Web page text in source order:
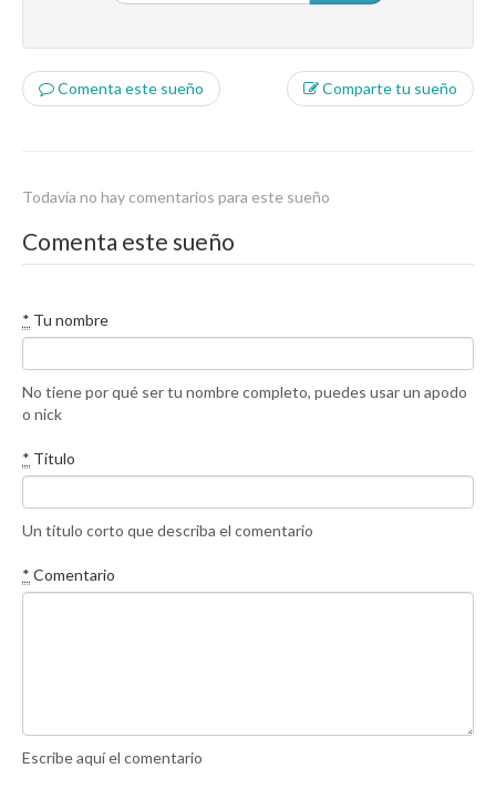
Comenta este sueño Comparte tu sueño
Todavía no hay comentarios para este sueño
Comenta este sueño
* Tu nombre
No tiene por qué ser tu nombre completo, puedes usar un apodo
o nick
* Título
Un título corto que describa el comentario
* Comentario
Escribe aquí el comentario